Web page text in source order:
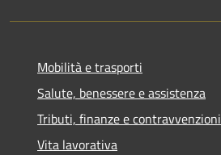
Mobilità e trasporti
Salute, benessere e assistenza
Tributi, finanze e contravvenzioni
Vita lavorativa